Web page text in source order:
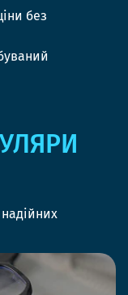
без